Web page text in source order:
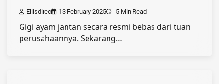
Ellisdirec 13 February 2025 5 Min Read
Gigi ayam jantan secara resmi bebas dari tuan
perusahaannya. Sekarang…